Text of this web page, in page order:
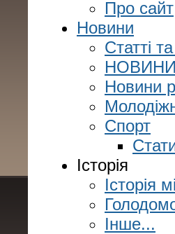
Про сайт
Новини
Статті
Новини
Спорт
Історія
Історія
Інше...